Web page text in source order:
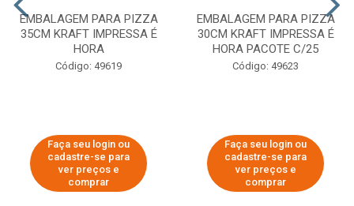
EMBALAGEM PARA PIZZA
35CM KRAFT IMPRESSA É
HORA
Código: 49619
Faça seu login ou
cadastre-se para
ver preços e
comprar
EMBALAGEM PARA PIZZA
30CM KRAFT IMPRESSA É
HORA PACOTE C/25
Código: 49623
Faça seu login ou
cadastre-se para
ver preços e
comprar